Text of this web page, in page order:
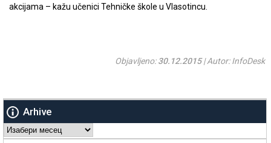
akcijama – kažu učenici Tehničke škole u Vlasotincu.
Objavljeno:30.12.2015| Autor: InfoDesk
Arhive
Arhive